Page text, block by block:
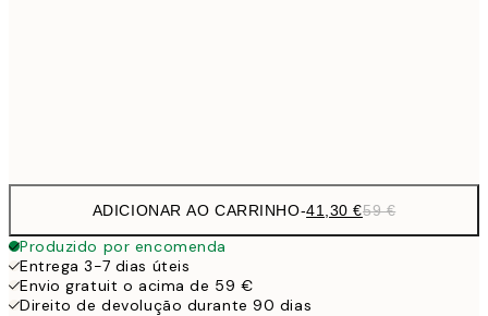
ADICIONAR AO CARRINHO-41,30 €59 €
Produzido por encomenda
Entrega 3-7 dias úteis
Envio gratuit o acima de 59 €
Direito de devolução durante 90 dias